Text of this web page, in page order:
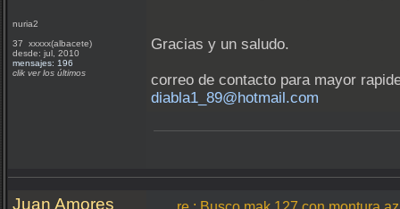
nuria2
37 xxxxx(albacete)
desde: jul, 2010
mensajes: 196
clik ver los últimos
Gracias y un saludo.
correo de contacto para mayor
diabla1_89@hotmail.com
Juan Amores